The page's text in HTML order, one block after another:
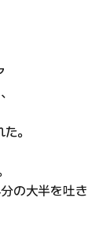
。
の大半を吐き